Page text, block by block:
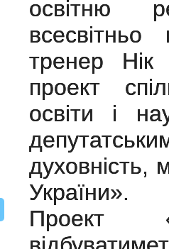
освітню
всесвітньо
тренер Нік
проект
освіти і
духовність,
України».
Проект